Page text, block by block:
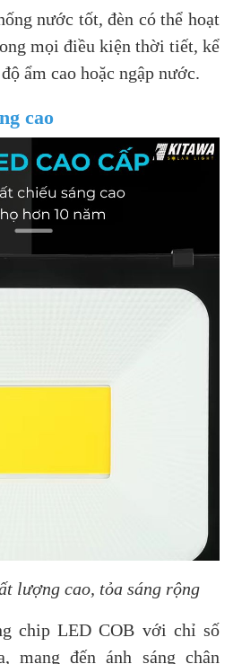
nước tốt, đèn có thể hoạt
mọi điều kiện thời tiết, kể
ẩm cao hoặc ngập nước.
cao
lượng cao, tỏa sáng rộng
chip LED COB với chỉ số
mang đến ánh sáng chân